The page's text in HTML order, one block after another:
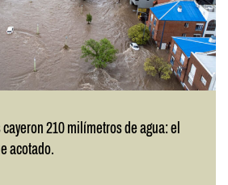
cayeron 210 milímetros de agua: el
acotado.